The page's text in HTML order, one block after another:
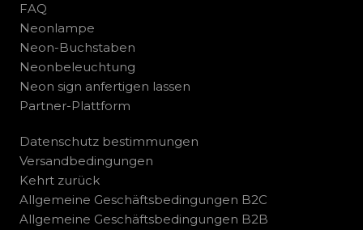
FAQ
Neonlampe
Neon-Buchstaben
Neonbeleuchtung
Neon sign anfertigen lassen
Partner-Plattform
Datenschutz bestimmungen
Versandbedingungen
Kehrt zurück
Allgemeine Geschäftsbedingungen B2C
Allgemeine Geschäftsbedingungen B2B